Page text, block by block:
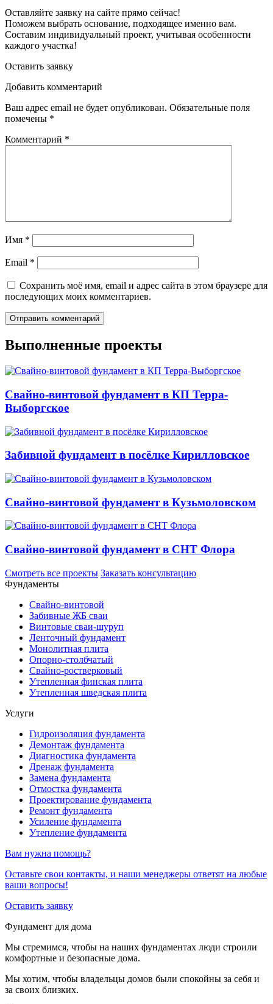
Оставляйте заявку на сайте прямо сейчас!
Поможем выбрать основание, подходящее именно вам.
Составим индивидуальный проект, учитывая особенности
каждого участка!
Оставить заявку
Добавить комментарий
Ваш адрес email не будет опубликован. Обязательные поля
помечены *
Комментарий *
Имя *
Email *
Сохранить моё имя, email и адрес сайта в этом браузере для
последующих моих комментариев.
Выполненные проекты
Свайно-винтовой фундамент в КП Терра-
Выборгское
Забивной фундамент в посёлке Кирилловское
Свайно-винтовой фундамент в Кузьмоловском
Свайно-винтовой фундамент в СНТ Флора
Смотреть все проекты Заказать консультацию
Фундаменты
Свайно-винтовой
Забивные ЖБ сваи
Винтовые сваи-шуруп
Ленточный фундамент
Монолитная плита
Опорно-столбчатый
Свайно-ростверковый
Утепленная финская плита
Утепленная шведская плита
Услуги
Гидроизоляция фундамента
Демонтаж фундамента
Диагностика фундамента
Дренаж фундамента
Замена фундамента
Отмостка фундамента
Проектирование фундамента
Ремонт фундамента
Усиление фундамента
Утепление фундамента
Вам нужна помощь?
Оставьте свои контакты, и наши менеджеры ответят на любые
ваши вопросы!
Оставить заявку
Фундамент для дома
Мы стремимся, чтобы на наших фундаментах люди строили
комфортные и безопасные дома.
Мы хотим, чтобы владельцы домов были спокойны за себя и
за своих близких.